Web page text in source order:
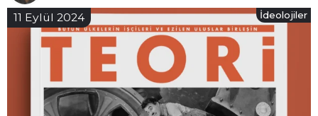
11 Eylül 2024 İdeolojiler